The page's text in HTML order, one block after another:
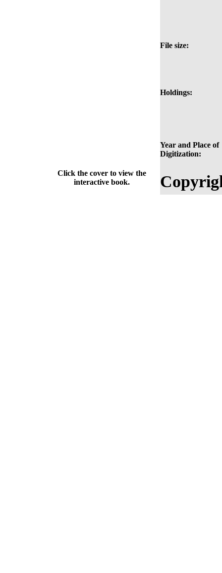
File size:
Holdings:
Year and Place of
Digitization:
Click the cover to view the
interactive book.